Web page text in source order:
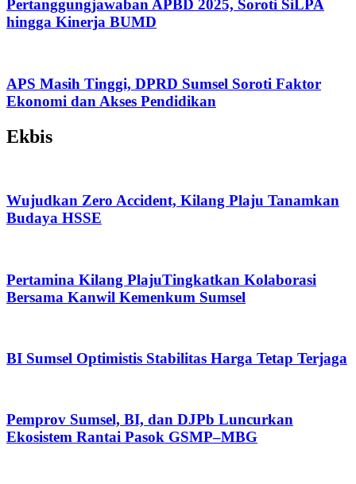
Pertanggungjawaban APBD 2025, Soroti SiLPA
hingga Kinerja BUMD
APS Masih Tinggi, DPRD Sumsel Soroti Faktor
Ekonomi dan Akses Pendidikan
Ekbis
Wujudkan Zero Accident, Kilang Plaju Tanamkan
Budaya HSSE
Pertamina Kilang PlajuTingkatkan Kolaborasi
Bersama Kanwil Kemenkum Sumsel
BI Sumsel Optimistis Stabilitas Harga Tetap Terjaga
Pemprov Sumsel, BI, dan DJPb Luncurkan
Ekosistem Rantai Pasok GSMP–MBG